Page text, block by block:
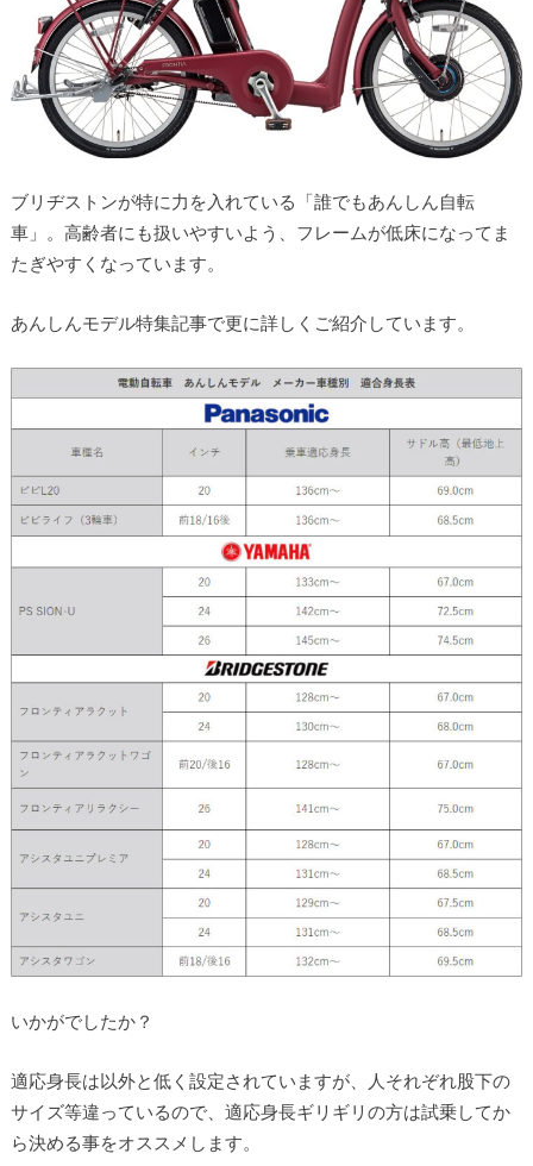
ブリヂストンが特に力を入れている「誰でもあんしん自転
車」。高齢者にも扱いやすいよう、フレームが低床になってま
たぎやすくなっています。
あんしんモデル特集記事で更に詳しくご紹介しています。
いかがでしたか？
適応身長は以外と低く設定されていますが、人それぞれ股下の
サイズ等違っているので、適応身長ギリギリの方は試乗してか
ら決める事をオススメします。